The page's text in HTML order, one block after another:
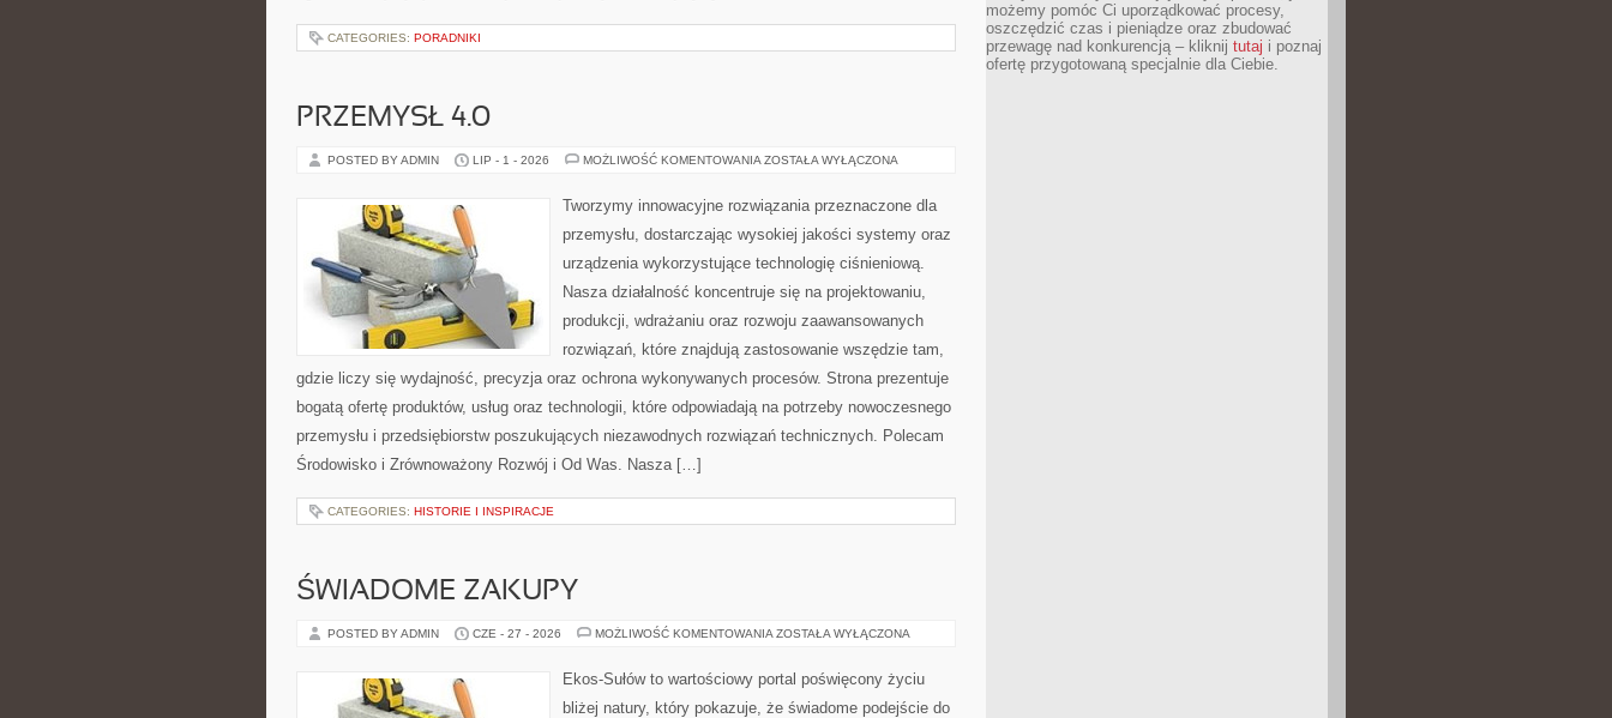
CATEGORIES: PORADNIKI
PRZEMYSŁ 4.0
POSTED BY ADMIN LIP - 1 - 2026 MOŻLIWOŚĆ KOMENTOWANIA PRZEMYSŁ
ZOSTAŁA WYŁĄCZONA
Tworzymy innowacyjne rozwiązania przeznaczone dla
przemysłu, dostarczając wysokiej jakości systemy oraz
urządzenia wykorzystujące technologię ciśnieniową.
Nasza działalność koncentruje się na projektowaniu,
produkcji, wdrażaniu oraz rozwoju zaawansowanych
rozwiązań, które znajdują zastosowanie wszędzie tam,
gdzie liczy się wydajność, precyzja oraz ochrona wykonywanych procesów. Strona prezentuje
bogatą ofertę produktów, usług oraz technologii, które odpowiadają na potrzeby nowoczesnego
przemysłu i przedsiębiorstw poszukujących niezawodnych rozwiązań technicznych. Polecam
Środowisko i Zrównoważony Rozwój i Od Was. Nasza […]
CATEGORIES: HISTORIE I INSPIRACJE
ŚWIADOME ZAKUPY
POSTED BY ADMIN CZE - 27 - 2026 MOŻLIWOŚĆ KOMENTOWANIA ŚWIADOME
ZOSTAŁA WYŁĄCZONA
Ekos-Sułów to wartościowy portal poświęcony życiu
bliżej natury, który pokazuje, że świadome podejście do
możemy pomóc Ci uporządkować procesy,
oszczędzić czas i pieniądze oraz zbudować
przewagę nad konkurencją – kliknij tutaj i poznaj
ofertę przygotowaną specjalnie dla Ciebie.